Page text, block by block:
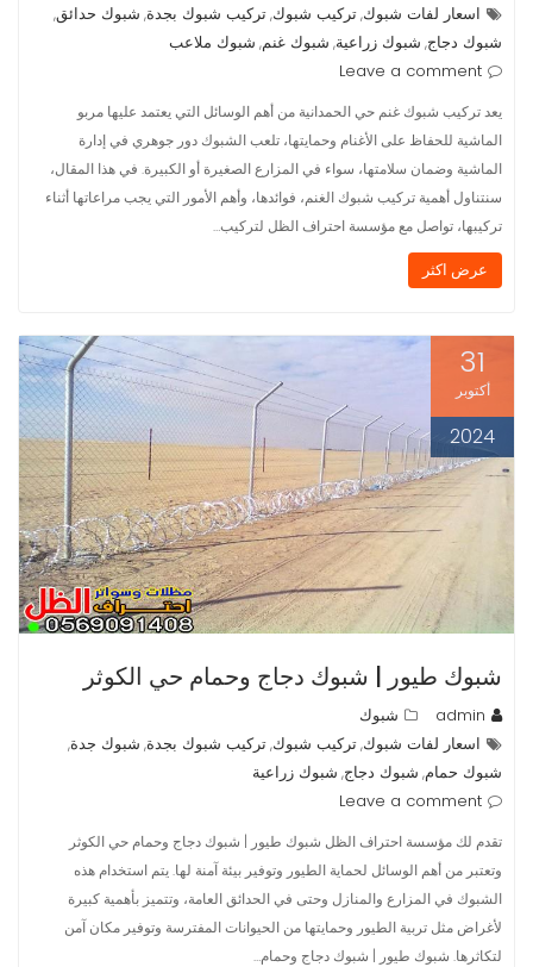
اسعار لفات شبوك,تركيب شبوك,تركيب شبوك بجدة, شبوك حدائق,
شبوك دجاج, شبوك زراعية, شبوك غنم, شبوك ملاعب
Leave a comment
يعد تركيب شبوك غنم حي الحمدانية من أهم الوسائل التي يعتمد عليها مربو
الماشية للحفاظ على الأغنام وحمايتها، تلعب الشبوك دور جوهري في إدارة
الماشية وضمان سلامتها، سواء في المزارع الصغيرة أو الكبيرة. في هذا المقال،
سنتناول أهمية تركيب شبوك الغنم، فوائدها، وأهم الأمور التي يجب مراعاتها أثناء
تركيبها، تواصل مع مؤسسة احتراف الظل لتركيب…
عرض اكثر
31
أكتوبر
2024
شبوك طيور | شبوك دجاج وحمام حي الكوثر
admin
شبوك
اسعار لفات شبوك,تركيب شبوك,تركيب شبوك بجدة, شبوك جدة,
شبوك حمام, شبوك دجاج, شبوك زراعية
Leave a comment
تقدم لك مؤسسة احتراف الظل شبوك طيور | شبوك دجاج وحمام حي الكوثر
وتعتبر من أهم الوسائل لحماية الطيور وتوفير بيئة آمنة لها. يتم استخدام هذه
الشبوك في المزارع والمنازل وحتى في الحدائق العامة، وتتميز بأهمية كبيرة
لأغراض مثل تربية الطيور وحمايتها من الحيوانات المفترسة وتوفير مكان آمن
لتكاثرها. شبوك طيور | شبوك دجاج وحمام…